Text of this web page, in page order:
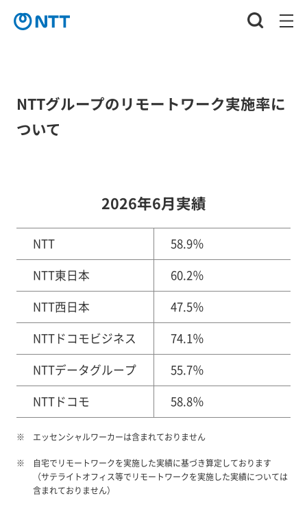
NTTグループのリモートワーク実施率に
ついて
2026年6月実績
NTT
58.9％
NTT東日本
60.2％
NTT西日本
47.5％
NTTドコモビジネス
74.1％
NTTデータグループ
55.7％
NTTドコモ
58.8％
エッセンシャルワーカーは含まれておりません
自宅でリモートワークを実施した実績に基づき算定しております
（サテライトオフィス等でリモートワークを実施した実績については
含まれておりません）